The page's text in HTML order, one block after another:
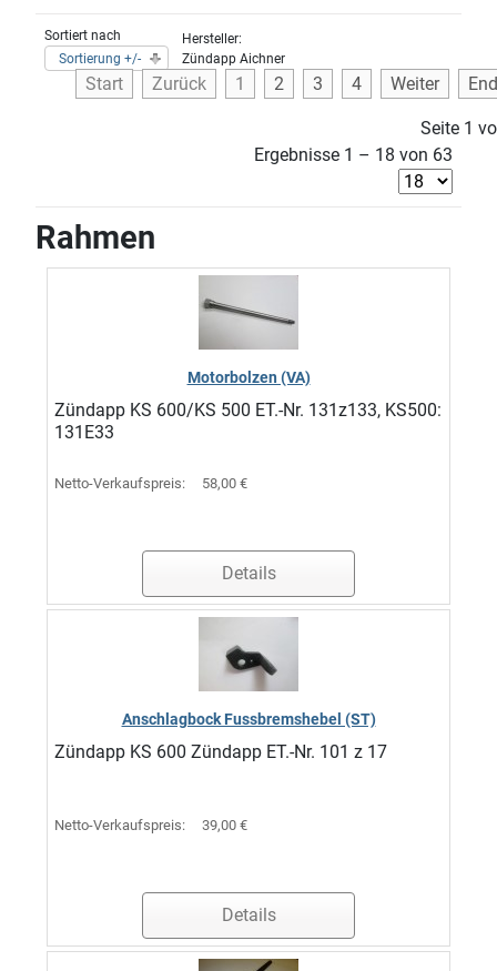
Sortiert nach
Sortierung +/-
Hersteller:
Zündapp Aichner
Start Zurück 1 2 3 4 Weiter
Seite 1
Ergebnisse 1 – 18 von 63
Rahmen
Motorbolzen (VA)
Zündapp KS 600/KS 500 ET.-Nr. 131z133, KS500:
131E33
Netto-Verkaufspreis: 58,00 €
Details
Anschlagbock Fussbremshebel (ST)
Zündapp KS 600 Zündapp ET.-Nr. 101 z 17
Netto-Verkaufspreis: 39,00 €
Details